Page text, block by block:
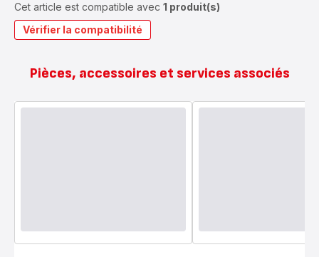
Cet article est compatible avec 1 produit(s)
Vérifier la compatibilité
Pièces, accessoires et services associés